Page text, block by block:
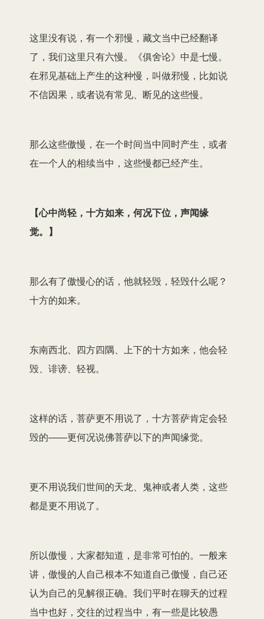
这里没有说，有一个邪慢，藏文当中已经翻译
了，我们这里只有六慢。《俱舍论》中是七慢。
在邪见基础上产生的这种慢，叫做邪慢，比如说
不信因果，或者说有常见、断见的这些慢。
那么这些傲慢，在一个时间当中同时产生，或者
在一个人的相续当中，这些慢都已经产生。
【心中尚轻，十方如来，何况下位，声闻缘
觉。 】
那么有了傲慢心的话，他就轻毁，轻毁什么呢？
十方的如来。
东南西北、四方四隅、上下的十方如来，他会轻
毁、诽谤、轻视。
这样的话，菩萨更不用说了，十方菩萨肯定会轻
毁的——更何况说佛菩萨以下的声闻缘觉。
更不用说我们世间的天龙、鬼神或者人类，这些
都是更不用说了。
所以傲慢，大家都知道，是非常可怕的。一般来
讲，傲慢的人自己根本不知道自己傲慢，自己还
认为自己的见解很正确。我们平时在聊天的过程
当中也好，交往的过程当中，有一些是比较愚